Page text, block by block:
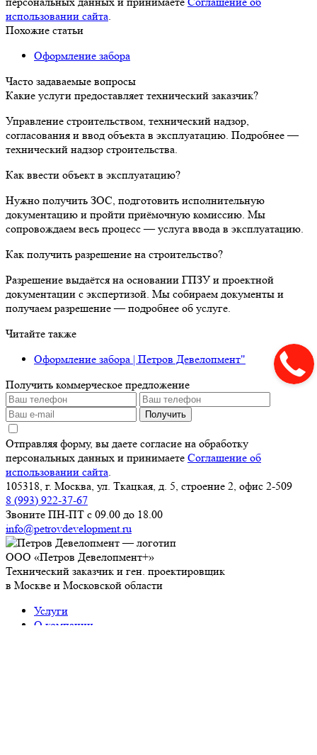
использовании сайта.
Похожие статьи
Оформление забора
Часто задаваемые вопросы
Какие услуги предоставляет технический заказчик?
Управление строительством, технический надзор,
согласования и ввод объекта в эксплуатацию. Подробнее —
технический надзор строительства.
Как ввести объект в эксплуатацию?
Нужно получить ЗОС, подготовить исполнительную
документацию и пройти приёмочную комиссию. Мы
сопровождаем весь процесс — услуга ввода в эксплуатацию.
Как получить разрешение на строительство?
Разрешение выдаётся на основании ГПЗУ и проектной
документации с экспертизой. Мы собираем документы и
получаем разрешение — подробнее об услуге.
Читайте также
Оформление забора | Петров Девелопмент"
Получить коммерческое предложение
Получить
Отправляя форму, вы даете согласие на обработку
персональных данных и принимаете Соглашение об
использовании сайта.
105318, г. Москва, ул. Ткацкая, д. 5, строение 2, офис 2-509
8 (993) 922-37-67
Звоните ПН-ПТ с 09.00 до 18.00
info@petrovdevelopment.ru
ООО «Петров Девелопмент+»
Технический заказчик и ген. проектировщик
в Москве и Московской области
Услуги
О компании